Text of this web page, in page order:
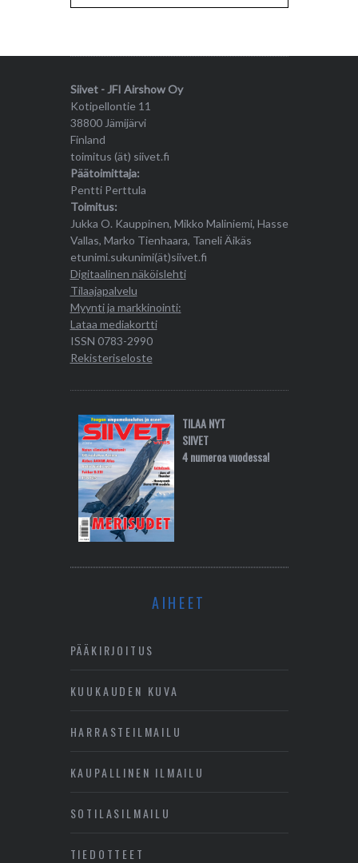
Siivet - JFI Airshow Oy
Kotipellontie 11
38800 Jämijärvi
Finland
toimitus (ät) siivet.fi
Päätoimittaja:
Pentti Perttula
Toimitus:
Jukka O. Kauppinen, Mikko Maliniemi, Hasse
Vallas, Marko Tienhaara, Taneli Äikäs
etunimi.sukunimi(ät)siivet.fi
Digitaalinen näköislehti
Tilaajapalvelu
Myynti ja markkinointi:
Lataa mediakortti
ISSN 0783-2990
Rekisteriseloste
TILAA NYT
SIIVET
4 numeroa vuodessa!
AIHEET
PÄÄKIRJOITUS
KUUKAUDEN KUVA
HARRASTEILMAILU
KAUPALLINEN ILMAILU
SOTILASILMAILU
TIEDOTTEET